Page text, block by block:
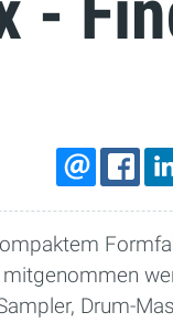
EMAIL
Drum-